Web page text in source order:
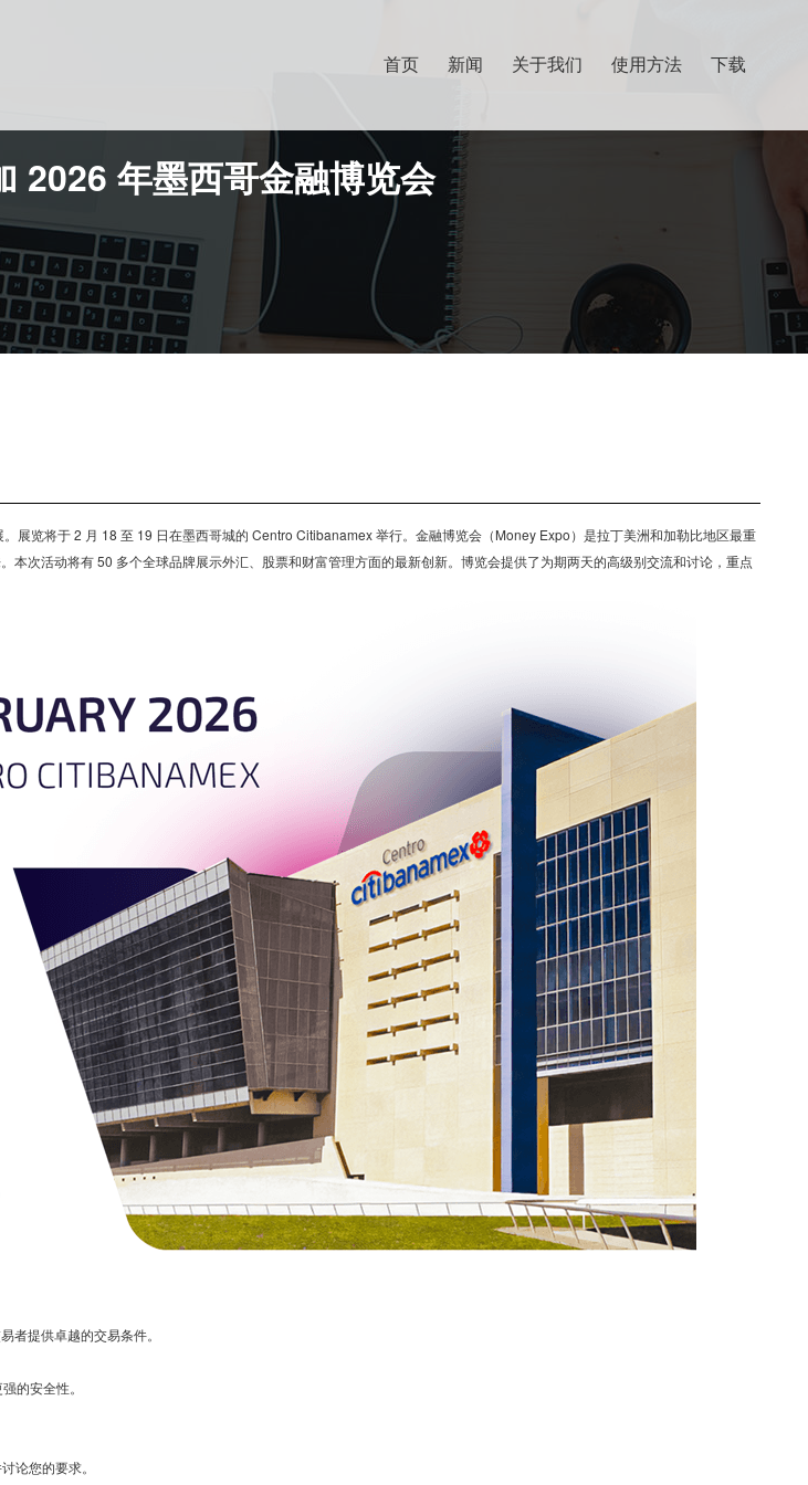
首页 新闻 关于我们 使用方法 下载
2026 年墨西哥金融博览会
展览将于 2 月 18 至 19 日在墨西哥城的 Centro Citibanamex 举行。金融博览会（Money Expo）是拉丁美洲和加勒比地区最重
次活动将有 50 多个全球品牌展示外汇、股票和财富管理方面的最新创新。博览会提供了为期两天的高级别交流和讨论，重点
者提供卓越的交易条件。
的安全性。
论您的要求。